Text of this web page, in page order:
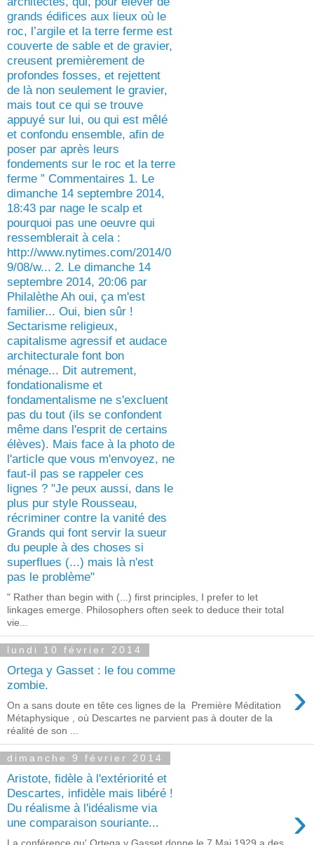
grands édifices aux lieux où le
roc, l’argile et la terre ferme est
couverte de sable et de gravier,
creusent premièrement de
profondes fosses, et rejettent
de là non seulement le gravier,
mais tout ce qui se trouve
appuyé sur lui, ou qui est mêlé
et confondu ensemble, afin de
poser par après leurs
fondements sur le roc et la terre
ferme ” Commentaires 1. Le
dimanche 14 septembre 2014,
18:43 par nage le scalp et
pourquoi pas une oeuvre qui
ressemblerait à cela :
http://www.nytimes.com/2014/0
9/08/w... 2. Le dimanche 14
septembre 2014, 20:06 par
Philalèthe Ah oui, ça m'est
familier... Oui, bien sûr !
Sectarisme religieux,
capitalisme agressif et audace
architecturale font bon
ménage... Dit autrement,
fondationalisme et
fondamentalisme ne s'excluent
pas du tout (ils se confondent
même dans l'esprit de certains
élèves). Mais face à la photo de
l'article que vous m'envoyez, ne
faut-il pas se rappeler ces
lignes ? "Je peux aussi, dans le
plus pur style Rousseau,
récriminer contre la vanité des
Grands qui font servir la sueur
du peuple à des choses si
superflues (...) mais là n'est
pas le problème"
" Rather than begin with (...) first principles, I prefer to let
linkages emerge. Philosophers often seek to deduce their total
vie...
lundi 10 février 2014
Ortega y Gasset : le fou comme
zombie.
›
On a sans doute en tête ces lignes de la Première Méditation
Métaphysique , où Descartes ne parvient pas à douter de la
réalité de son ...
dimanche 9 février 2014
Aristote, fidèle à l'extériorité et
Descartes, infidèle mais libéré !
Du réalisme à l'idéalisme via
une comparaison souriante...
›